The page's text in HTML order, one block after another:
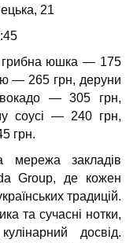
21
юшка — 175
— 265 грн, деруни
— 305 грн,
соусі — 240 грн,
грн.
закладів
Group, де кожен
традицій.
та сучасні нотки,
досвід.